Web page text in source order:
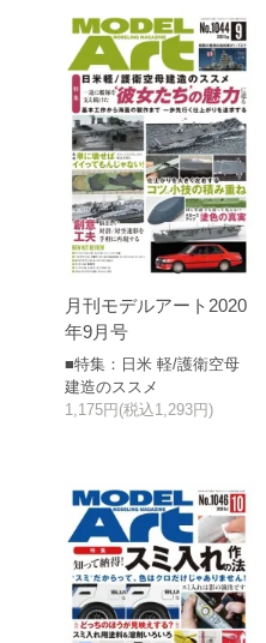
月刊モデルアート2020
年9月号
■特集：日米 軽/護衛空母
建造のススメ
1,175円(税込1,293円)